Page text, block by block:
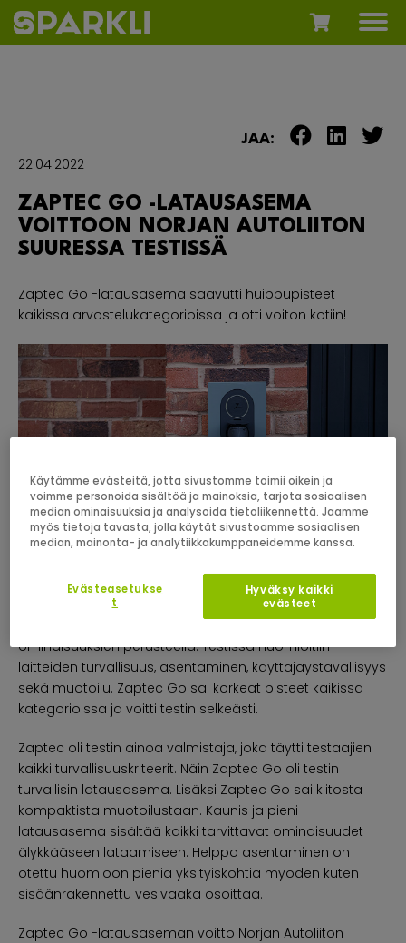
JAA:
22.04.2022
ZAPTEC GO -LATAUSASEMA
VOITTOON NORJAN AUTOLIITON
SUURESSA TESTISSÄ
Zaptec Go -latausasema saavutti huippupisteet
kaikissa arvostelukategorioissa ja otti voiton kotiin!
Norjan Autoliitto (NAF) testasi kymmenen eri
kotilataukseen tarkoitettua latausasemaa. Laitteet
valittiin eri valmistajilta hinnan, suosion ja
ominaisuuksien perusteella. Testissä huomioitiin
laitteiden turvallisuus, asentaminen, käyttäjäystävällisyys
sekä muotoilu. Zaptec Go sai korkeat pisteet kaikissa
kategorioissa ja voitti testin selkeästi.
Zaptec oli testin ainoa valmistaja, joka täytti testaajien
kaikki turvallisuuskriteerit. Näin Zaptec Go oli testin
turvallisin latausasema. Lisäksi Zaptec Go sai kiitosta
kompaktista muotoilustaan. Kaunis ja pieni
latausasema sisältää kaikki tarvittavat ominaisuudet
älykkääseen lataamiseen. Helppo asentaminen on
otettu huomioon pieniä yksityiskohtia myöden kuten
sisäänrakennettu vesivaaka osoittaa.
Zaptec Go -latausaseman voitto Norjan Autoliiton
Käytämme evästeitä, jotta sivustomme toimii oikein ja
voimme personoida sisältöä ja mainoksia, tarjota sosiaalisen
median ominaisuuksia ja analysoida tietoliikennettä. Jaamme
myös tietoja tavasta, jolla käytät sivustoamme sosiaalisen
median, mainonta- ja analytiikkakumppaneidemme kanssa.
Evästeasetukse
t
Hyväksy kaikki
evästeet